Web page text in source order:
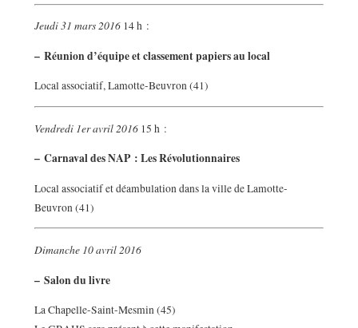
Jeudi 31 mars 201614 h :
– Réunion d’équipe et classement papiers au local
Local associatif, Lamotte-Beuvron (41)
Vendredi 1er avril 201615 h :
– Carnaval des NAP : Les Révolutionnaires
Local associatif et déambulation dans la ville de Lamotte-
Beuvron (41)
Dimanche 10 avril 2016
– Salon du livre
La Chapelle-Saint-Mesmin (45)